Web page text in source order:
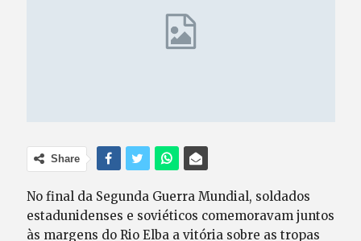
Share
No final da Segunda Guerra Mundial, soldados
estadunidenses e soviéticos comemoravam juntos
às margens do Rio Elba a vitória sobre as tropas